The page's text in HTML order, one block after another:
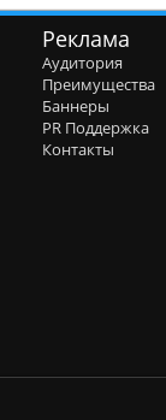
Реклама
Аудитория
Преимущества
Баннеры
PR Поддержка
Контакты